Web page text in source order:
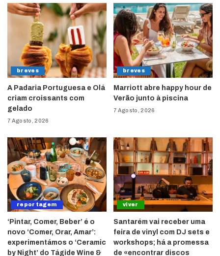
breves
A Padaria Portuguesa e Olá
criam croissants com
gelado
7 Agosto, 2026
breves
Marriott abre happy hour de
Verão junto à piscina
7 Agosto, 2026
reportagem
‘Pintar, Comer, Beber’ é o
novo ‘Comer, Orar, Amar’:
experimentámos o ‘Ceramic
by Night’ do Tágide Wine &
viver
Santarém vai receber uma
feira de vinyl com DJ sets e
workshops; há a promessa
de «encontrar discos